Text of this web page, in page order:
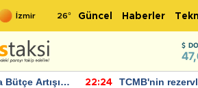
26° Güncel Haberler
Bütçe Artışı
22:24
TCMB'nin